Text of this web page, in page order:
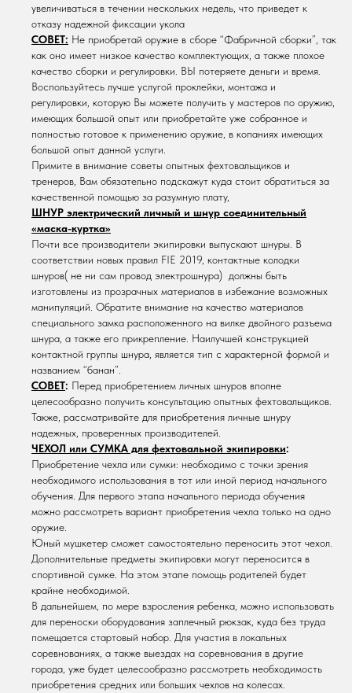
увеличиваться в течении нескольких недель, что приведет к
отказу надежной фиксации укола
СОВЕТ: Не приобретай оружие в сборе “Фабричной сборки”, так
как оно имеет низкое качество комплектующих, а также плохое
качество сборки и регулировки. ВЫ потеряете деньги и время.
Воспользуйтесь лучше услугой проклейки, монтажа и
регулировки, которую Вы можете получить у мастеров по оружию,
имеющих большой опыт или приобретайте уже собранное и
полностью готовое к применению оружие, в копаниях имеющих
большой опыт данной услуги.
Примите в внимание советы опытных фехтовальщиков и
тренеров, Вам обязательно подскажут куда стоит обратиться за
качественной помощью за разумную плату,
ШНУР электрический личный и шнур соединительный
«маска-куртка»
Почти все производители экипировки выпускают шнуры. В
соответствии новых правил FIE 2019, контактные колодки
шнуров( не ни сам провод электрошнура) должны быть
изготовлены из прозрачных материалов в избежание возможных
манипуляций. Обратите внимание на качество материалов
специального замка расположенного на вилке двойного разъема
шнура, а также его прикрепление. Наилучшей конструкцией
контактной группы шнура, является тип с характерной формой и
названием “банан”.
СОВЕТ: Перед приобретением личных шнуров вполне
целесообразно получить консультацию опытных фехтовальщиков.
Также, рассматривайте для приобретения личные шнуру
надежных, проверенных производителей.
ЧЕХОЛ или СУМКА для фехтовальной экипировки:
Приобретение чехла или сумки: необходимо с точки зрения
необходимого использования в тот или иной период начального
обучения. Для первого этапа начального периода обучения
можно рассмотреть вариант приобретения чехла только на одно
оружие.
Юный мушкетер сможет самостоятельно переносить этот чехол.
Дополнительные предметы экипировки могут переносится в
спортивной сумке. На этом этапе помощь родителей будет
крайне необходимой.
В дальнейшем, по мере взросления ребенка, можно использовать
для переноски оборудования заплечный рюкзак, куда без труда
помещается стартовый набор. Для участия в локальных
соревнованиях, а также выездах на соревнования в другие
города, уже будет целесообразно рассмотреть необходимость
приобретения средних или больших чехлов на колесах.